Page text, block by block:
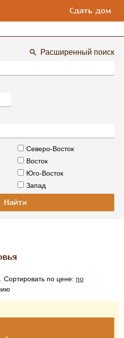
Сдать дом
Расширенный поиск
Северо-Восток
Восток
Юго-Восток
Запад
по цене: по